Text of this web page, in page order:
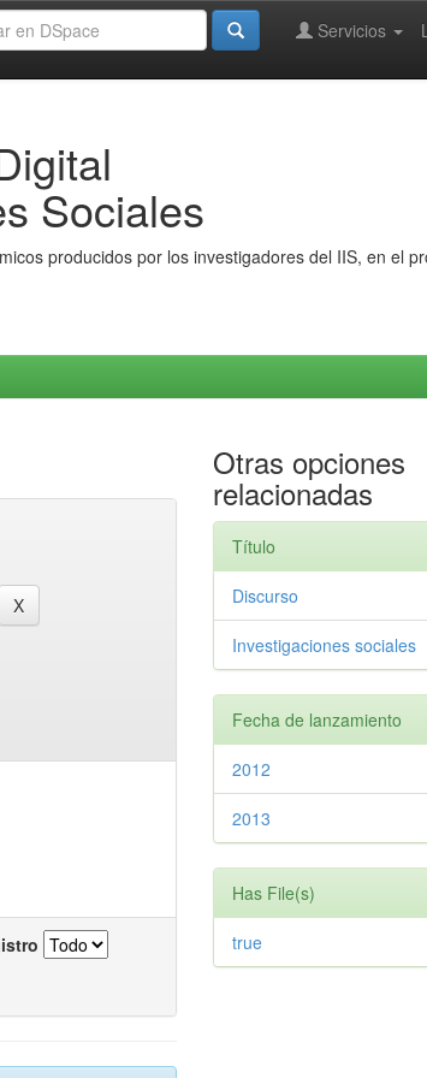
Servicios
Sociales
producidos por los investigadores del IIS, en el
Otras opciones
relacionadas
Título
Discurso
Investigaciones sociales
Fecha de lanzamiento
2012
2013
Has File(s)
true